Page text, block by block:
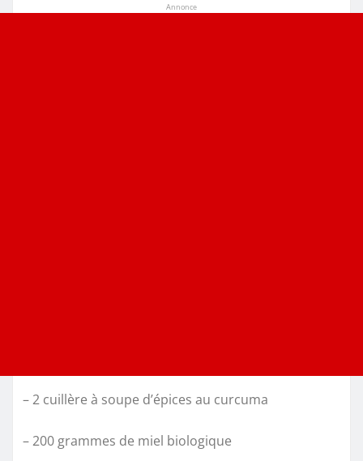
Annonce
– 2 cuillère à soupe d’épices au curcuma
– 200 grammes de miel biologique